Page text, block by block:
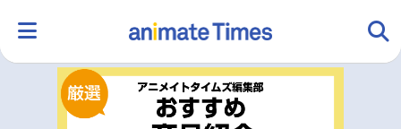
ランキング アニメ